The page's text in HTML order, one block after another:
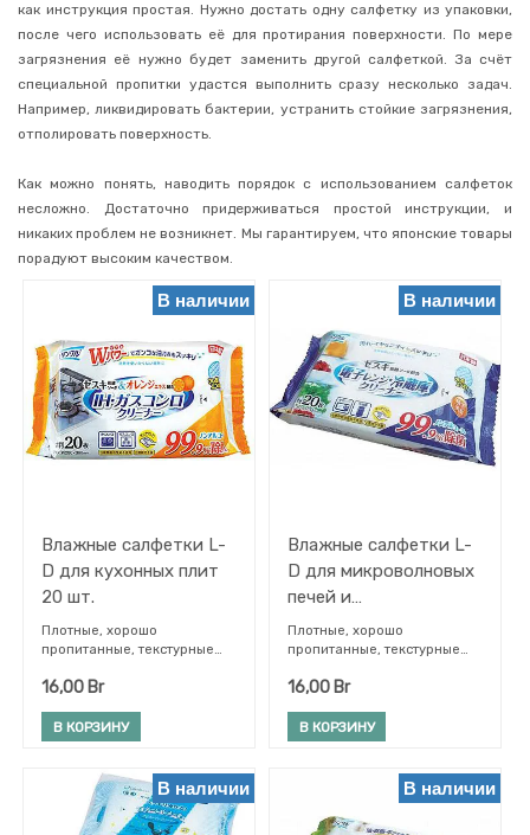
мелочи
Товары
для
кухни
Бумажные
полотенца
для
растений
для
ФИЛЬТРЫ
Бренд
как инструкция простая. Нужно достать одну салфетку из упаковки,
после чего использовать её для протирания поверхности. По мере
загрязнения её нужно будет заменить другой салфеткой. За счёт
специальной пропитки удастся выполнить сразу несколько задач.
Например, ликвидировать бактерии, устранить стойкие загрязнения,
отполировать поверхность.
Как можно понять, наводить порядок с использованием салфеток
несложно. Достаточно придерживаться простой инструкции, и
никаких проблем не возникнет. Мы гарантируем, что японские товары
порадуют высоким качеством.
В наличии
Влажные салфетки L-
D для кухонных плит
20 шт.
Плотные, хорошо
пропитанные, текстурные
секвикарбонат натрия
эффективно растворяет
пищевые белковые и
экстракт апельсина
(расщепляет жир), поэтому
салфетки с двойной силой
16,00 Br
В КОРЗИНУ
В наличии
Влажные салфетки L-
D для микроволновых
печей и
холодильников 20 шт.
Плотные, хорошо
пропитанные, текстурные
секвикарбонат натрия
эффективно растворяет
пищевые беловые и жирные
дезодорирующий компонент
танин хурмы (удаляет
неприятные запахи).
16,00Br
В КОРЗИНУ
В наличии В наличии